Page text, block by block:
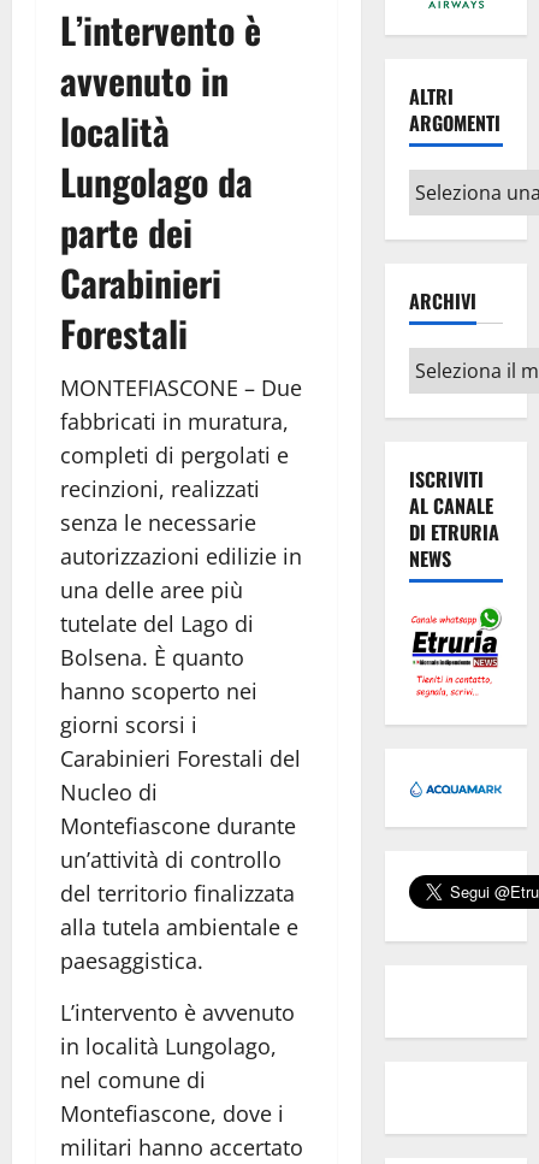
L’intervento è
avvenuto in
località
Lungolago da
parte dei
Carabinieri
Forestali
MONTEFIASCONE – Due
fabbricati in muratura,
completi di pergolati e
recinzioni, realizzati
senza le necessarie
autorizzazioni edilizie in
una delle aree più
tutelate del Lago di
Bolsena. È quanto
hanno scoperto nei
giorni scorsi i
Carabinieri Forestali del
Nucleo di
Montefiascone durante
un’attività di controllo
del territorio finalizzata
alla tutela ambientale e
paesaggistica.
L’intervento è avvenuto
in località Lungolago,
nel comune di
Montefiascone, dove i
militari hanno accertato
ALTRI
ARGOMENTI
Altri
argomenti
ARCHIVI
Archivi
ISCRIVITI
AL CANALE
DI ETRURIA
NEWS